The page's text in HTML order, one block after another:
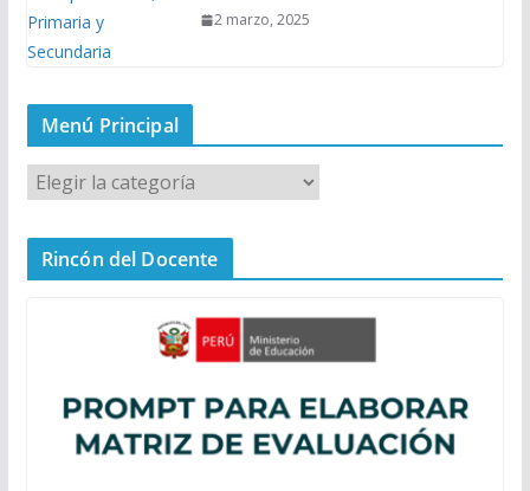
2 marzo, 2025
Menú Principal
M
e
n
Rincón del Docente